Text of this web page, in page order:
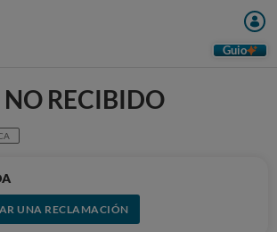
Guio
RECIBIDO
UNA RECLAMACIÓN